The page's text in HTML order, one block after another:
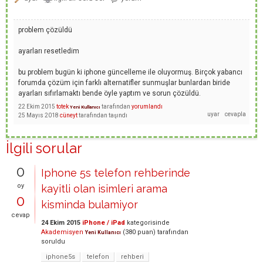
problem çözüldü
ayarları resetledim
bu problem bugün ki iphone güncelleme ile oluyormuş. Birçok yabancı
forumda çözüm için farklı alternatifler sunmuşlar bunlardan biride
ayarları sıfırlamaktı bende öyle yaptım ve sorun çözüldü.
22 Ekim 2015 totek Yeni Kullanıcı tarafından yorumlandı
25 Mayıs 2018 cüneyttarafından taşındı
İlgili sorular
0
oy
0
cevap
Iphone 5s telefon rehberinde
kayitli olan isimleri arama
kisminda bulamiyor
24 Ekim 2015 iPhone / iPad kategorisinde
Akademisyen Yeni Kullanıcı (380 puan) tarafından
soruldu
iphone5s
telefon rehberi